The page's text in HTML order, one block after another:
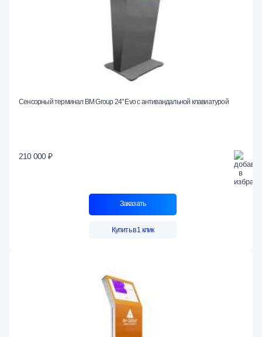
Сенсорный терминал BM Group 24" Evo c антивандальной клавиатурой
210 000 ₽
Заказать
Купить в 1 клик